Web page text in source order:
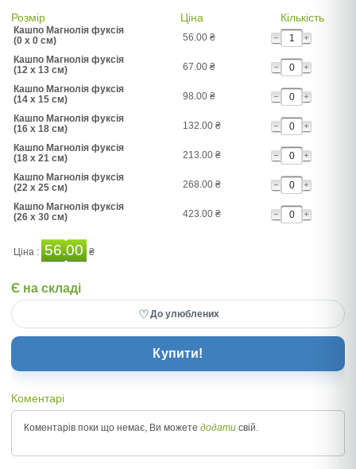
Розмір Ціна Кількість
Кашпо Магнолія фуксія
(0 x 0 см)
56.00 ₴
Кашпо Магнолія фуксія
(12 x 13 см)
67.00 ₴
Кашпо Магнолія фуксія
(14 x 15 см)
98.00 ₴
Кашпо Магнолія фуксія
(16 x 18 см)
132.00 ₴
Кашпо Магнолія фуксія
(18 x 21 см)
213.00 ₴
Кашпо Магнолія фуксія
(22 x 25 см)
268.00 ₴
Кашпо Магнолія фуксія
(26 x 30 см)
423.00 ₴
Ціна : 56.00 ₴
Є на складі
♡До улюблених
Купити!
Коментарі
Коментарів поки що немає, Ви можете додати свій.